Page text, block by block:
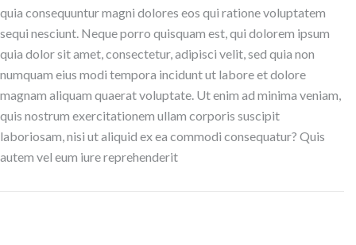
quia consequuntur magni dolores eos qui ratione voluptatem
sequi nesciunt. Neque porro quisquam est, qui dolorem ipsum
quia dolor sit amet, consectetur, adipisci velit, sed quia non
numquam eius modi tempora incidunt ut labore et dolore
magnam aliquam quaerat voluptate. Ut enim ad minima veniam,
quis nostrum exercitationem ullam corporis suscipit
laboriosam, nisi ut aliquid ex ea commodi consequatur? Quis
autem vel eum iure reprehenderit